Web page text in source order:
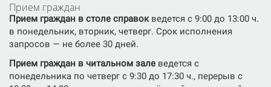
Прием граждан
Прием граждан в столе справокведется с 9:00 до 13:00 ч.
в понедельник, вторник, четверг. Срок исполнения
запросов — не более 30 дней.
Прием граждан в читальном зале ведется с
понедельника по четверг с 9:30 до 17:30 ч., перерыв с